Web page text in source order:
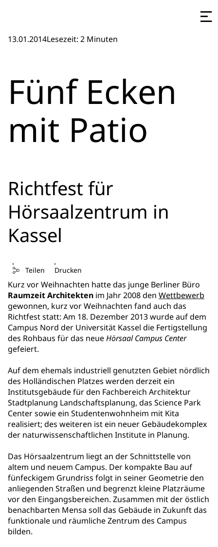
13.01.2014Lesezeit: 2 Minuten
Fünf Ecken
mit Patio
Richtfest für
Hörsaalzentrum in
Kassel
Teilen Drucken
Kurz vor Weihnachten hatte das junge Berliner Büro
Raumzeit Architekten im Jahr 2008 den Wettbewerb
gewonnen, kurz vor Weihnachten fand auch das
Richtfest statt: Am 18. Dezember 2013 wurde auf dem
Campus Nord der Universität Kassel die Fertigstellung
des Rohbaus für das neueHörsaal Campus Center
gefeiert.
Auf dem ehemals industriell genutzten Gebiet nördlich
des Holländischen Platzes werden derzeit ein
Institutsgebäude für den Fachbereich Architektur
Stadtplanung Landschaftsplanung, das Science Park
Center sowie ein Studentenwohnheim mit Kita
realisiert; des weiteren ist ein neuer Gebäudekomplex
der naturwissenschaftlichen Institute in Planung.
Das Hörsaalzentrum liegt an der Schnittstelle von
altem und neuem Campus. Der kompakte Bau auf
fünfeckigem Grundriss folgt in seiner Geometrie den
anliegenden Straßen und begrenzt kleine Platzräume
vor den Eingangsbereichen. Zusammen mit der östlich
benachbarten Mensa soll das Gebäude in Zukunft das
funktionale und räumliche Zentrum des Campus
bilden.